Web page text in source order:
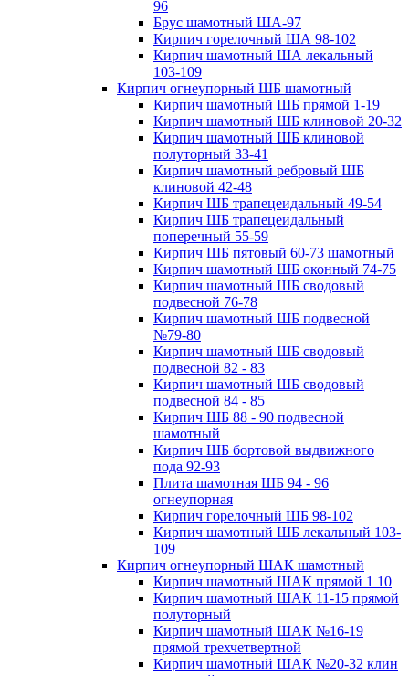
96
Брус шамотный ША-97
Кирпич горелочный ША 98-102
Кирпич шамотный ША лекальный
103-109
Кирпич огнеупорный ШБ шамотный
Кирпич шамотный ШБ прямой 1-19
Кирпич шамотный ШБ клиновой 20-32
Кирпич шамотный ШБ клиновой
полуторный 33-41
Кирпич шамотный ребровый ШБ
клиновой 42-48
Кирпич ШБ трапецеидальный 49-54
Кирпич ШБ трапецеидальный
поперечный 55-59
Кирпич ШБ пятовый 60-73 шамотный
Кирпич шамотный ШБ оконный 74-75
Кирпич шамотный ШБ сводовый
подвесной 76-78
Кирпич шамотный ШБ подвесной
№79-80
Кирпич шамотный ШБ сводовый
подвесной 82 - 83
Кирпич шамотный ШБ сводовый
подвесной 84 - 85
Кирпич ШБ 88 - 90 подвесной
шамотный
Кирпич ШБ бортовой выдвижного
пода 92-93
Плита шамотная ШБ 94 - 96
огнеупорная
Кирпич горелочный ШБ 98-102
Кирпич шамотный ШБ лекальный 103-
109
Кирпич огнеупорный ШАК шамотный
Кирпич шамотный ШАК прямой 1 10
Кирпич шамотный ШАК 11-15 прямой
полуторный
Кирпич шамотный ШАК №16-19
прямой трехчетвертной
Кирпич шамотный ШАК №20-32 клин